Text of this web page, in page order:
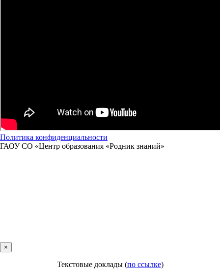
Политика конфиденциальности
ГАОУ СО «Центр образования «Родник знаний»
×
Текстовые доклады (по ссылке)